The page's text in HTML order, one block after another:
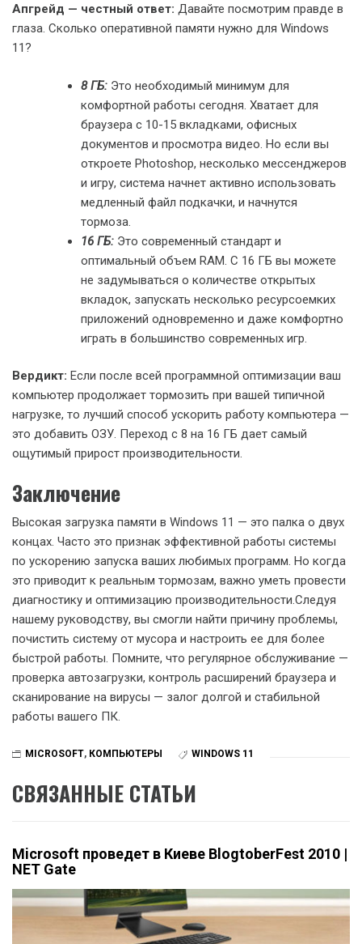
Апгрейд — честный ответ: Давайте посмотрим правде в
глаза. Сколько оперативной памяти нужно для Windows
11?
8 ГБ: Это необходимый минимум для
комфортной работы сегодня. Хватает для
браузера с 10-15 вкладками, офисных
документов и просмотра видео. Но если вы
откроете Photoshop, несколько мессенджеров
и игру, система начнет активно использовать
медленный файл подкачки, и начнутся
тормоза.
16 ГБ: Это современный стандарт и
оптимальный объем RAM. С 16 ГБ вы можете
не задумываться о количестве открытых
вкладок, запускать несколько ресурсоемких
приложений одновременно и даже комфортно
играть в большинство современных игр.
Вердикт: Если после всей программной оптимизации ваш
компьютер продолжает тормозить при вашей типичной
нагрузке, то лучший способ ускорить работу компьютера —
это добавить ОЗУ. Переход с 8 на 16 ГБ дает самый
ощутимый прирост производительности.
Заключение
Высокая загрузка памяти в Windows 11 — это палка о двух
концах. Часто это признак эффективной работы системы
по ускорению запуска ваших любимых программ. Но когда
это приводит к реальным тормозам, важно уметь провести
диагностику и оптимизацию производительности.Следуя
нашему руководству, вы смогли найти причину проблемы,
почистить систему от мусора и настроить ее для более
быстрой работы. Помните, что регулярное обслуживание —
проверка автозагрузки, контроль расширений браузера и
сканирование на вирусы — залог долгой и стабильной
работы вашего ПК.
MICROSOFT, КОМПЬЮТЕРЫ WINDOWS 11
СВЯЗАННЫЕ СТАТЬИ
Microsoft проведет в Киеве BlogtoberFest 2010 |
NET Gate